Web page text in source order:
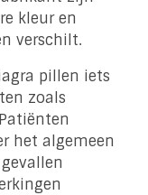
kleur en
verschilt.
pillen iets
zoals
het algemeen